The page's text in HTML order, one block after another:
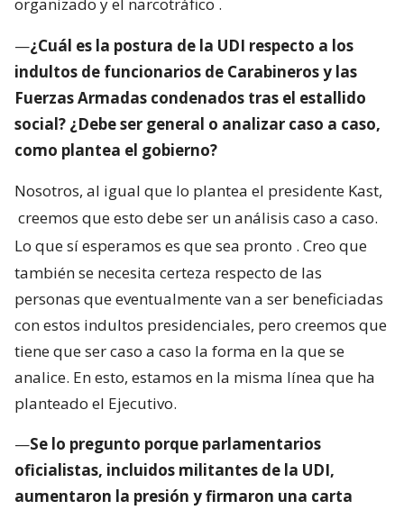
—¿Cuál es la postura de la UDI respecto a los
indultos de funcionarios de Carabineros y las
Fuerzas Armadas condenados tras el estallido
social? ¿Debe ser general o analizar caso a caso,
como plantea el gobierno?
Nosotros, al igual que lo plantea el presidente Kast,
creemos que esto debe ser un análisis caso a caso.
Lo que sí esperamos es que sea pronto . Creo que
también se necesita certeza respecto de las
personas que eventualmente van a ser beneficiadas
con estos indultos presidenciales, pero creemos que
tiene que ser caso a caso la forma en la que se
analice. En esto, estamos en la misma línea que ha
planteado el Ejecutivo.
—Se lo pregunto porque parlamentarios
oficialistas, incluidos militantes de la UDI,
aumentaron la presión y firmaron una carta